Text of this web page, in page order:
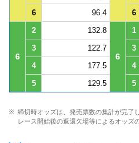
6
96.4 6
6
2 132.8
6
1
3
122.7 3
4
177.5 4
5
129.5 5
締切時オッズは、発売票数の集計が完了
レース開始後の返還欠場等によるオッズ